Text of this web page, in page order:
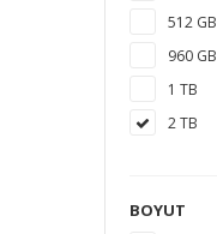
512 GB
960 GB
1 TB
2 TB
BOYUT